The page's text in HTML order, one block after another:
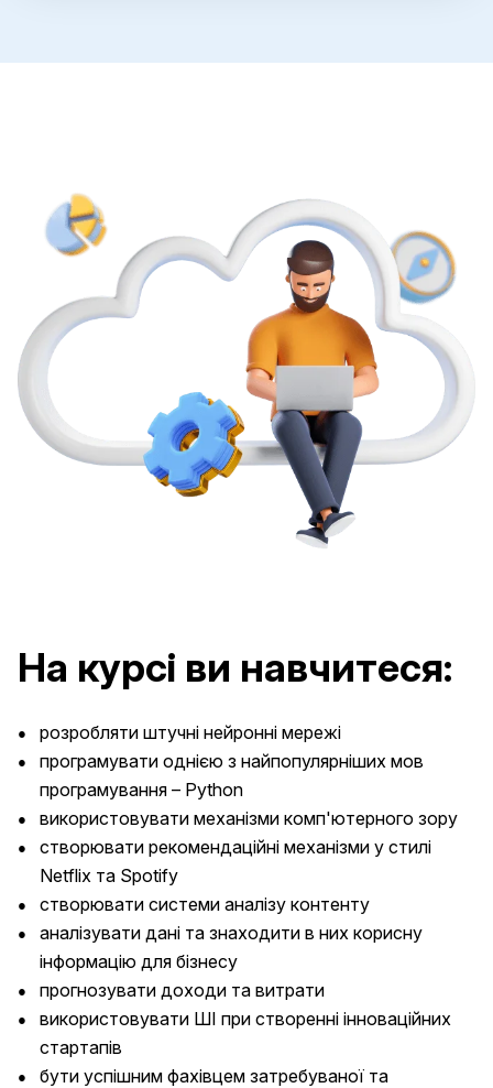
На курсі ви навчитеся:
розробляти штучні нейронні мережі
програмувати однією з найпопулярніших мов
програмування – Python
використовувати механізми комп'ютерного зору
створювати рекомендаційні механізми у стилі
Netflix та Spotify
створювати системи аналізу контенту
аналізувати дані та знаходити в них корисну
інформацію для бізнесу
прогнозувати доходи та витрати
використовувати ШІ при створенні інноваційних
стартапів
бути успішним фахівцем затребуваної та